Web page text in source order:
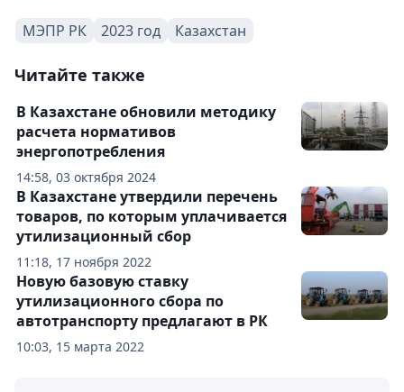
МЭПР РК 2023 год Казахстан
Читайте также
14:58, 03 октября 2024
В Казахстане обновили методику
расчета нормативов
энергопотребления
11:18, 17 ноября 2022
В Казахстане утвердили перечень
товаров, по которым уплачивается
утилизационный сбор
10:03, 15 марта 2022
Новую базовую ставку
утилизационного сбора по
автотранспорту предлагают в РК